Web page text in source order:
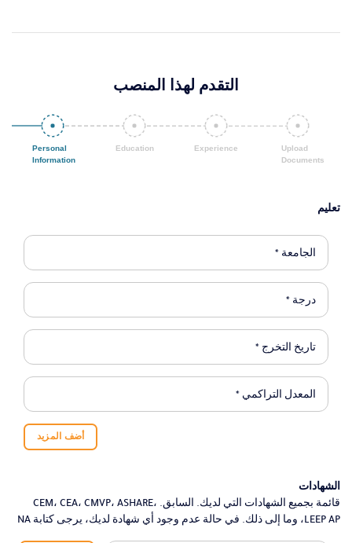
التقدم لهذا المنصب
تعليم
أضف المزيد
الشهادات
قائمة بجميع الشهادات التي لديك. السابق. CEM، CEA، CMVP، ASHARE،
LEEP AP، وما إلى ذلك. في حالة عدم وجود أي شهادة لديك، يرجى كتابة NA